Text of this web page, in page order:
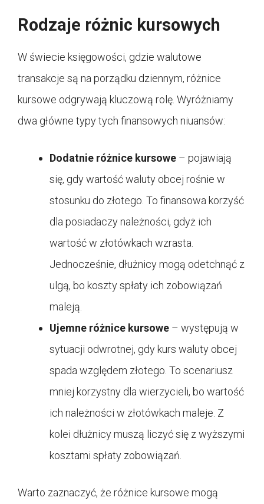
Rodzaje różnic kursowych
W świecie księgowości, gdzie walutowe
transakcje są na porządku dziennym, różnice
kursowe odgrywają kluczową rolę. Wyróżniamy
dwa główne typy tych finansowych niuansów:
Dodatnie różnice kursowe – pojawiają
się, gdy wartość waluty obcej rośnie w
stosunku do złotego. To finansowa korzyść
dla posiadaczy należności, gdyż ich
wartość w złotówkach wzrasta.
Jednocześnie, dłużnicy mogą odetchnąć z
ulgą, bo koszty spłaty ich zobowiązań
maleją.
Ujemne różnice kursowe – występują w
sytuacji odwrotnej, gdy kurs waluty obcej
spada względem złotego. To scenariusz
mniej korzystny dla wierzycieli, bo wartość
ich należności w złotówkach maleje. Z
kolei dłużnicy muszą liczyć się z wyższymi
kosztami spłaty zobowiązań.
Warto zaznaczyć, że różnice kursowe mogą